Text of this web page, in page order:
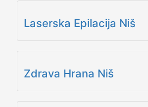
Laserska Epilacija Niš
Zdrava Hrana Niš